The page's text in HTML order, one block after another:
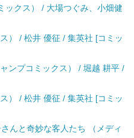
ックス） / 大場つぐみ、小畑健
） / 松井 優征 / 集英社 [コミッ
ンプコミックス） / 堀越 耕平 /
） / 松井 優征 / 集英社 [コミッ
んと奇妙な客人たち （メディ